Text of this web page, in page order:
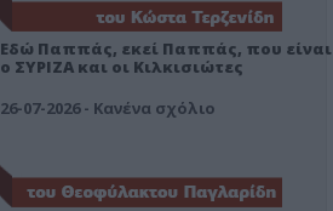
Εδώ Παππάς, εκεί Παππάς, που είναι
ο ΣΥΡΙΖΑ και οι Κιλκισιώτες
26-07-2026 - Κανένα σχόλιο